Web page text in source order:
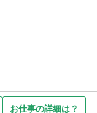
お仕事の詳細は？